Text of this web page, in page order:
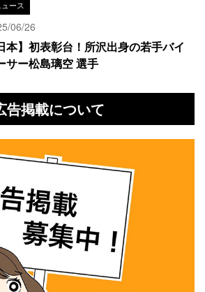
ース
06/26
本】初表彰台！所沢出身の若手バイ
サー松島璃空 選手
告掲載について